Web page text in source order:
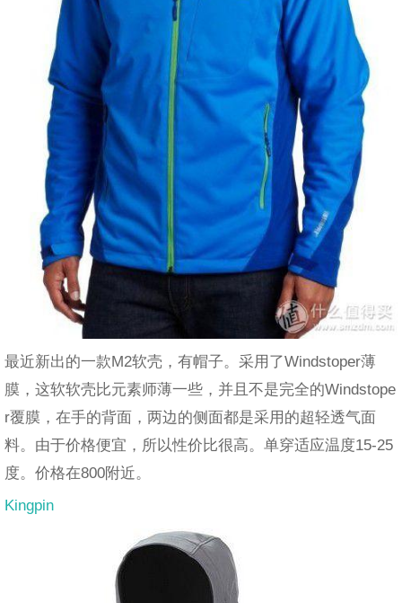
最近新出的一款M2软壳，有帽子。采用了Windstoper薄
膜，这软软壳比元素师薄一些，并且不是完全的Windstope
r覆膜，在手的背面，两边的侧面都是采用的超轻透气面
料。由于价格便宜，所以性价比很高。单穿适应温度15-25
度。价格在800附近。
Kingpin